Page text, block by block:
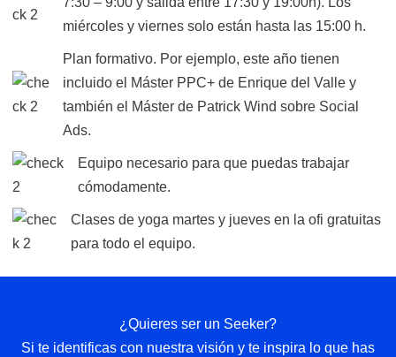
miércoles y viernes solo están hasta las 15:00 h.
Plan formativo. Por ejemplo, este año tienen
incluido el Máster PPC+ de Enrique del Valle y
también el Máster de Patrick Wind sobre Social
Ads.
Equipo necesario para que puedas trabajar
cómodamente.
Clases de yoga martes y jueves en la ofi gratuitas
para todo el equipo.
¿Quieres ser un Seeker?
Si te identificas con nuestra visión y te inspira lo que has